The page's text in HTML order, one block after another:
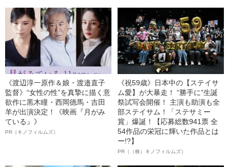
《渡辺淳一原作＆娘・渡邉直子
監督》“女性の性”を真摯に描く意
欲作に黒木瞳・西岡德馬・吉田
羊が出演決定！《映画『月がみ
ている』》
PR（キノフィルムズ）
《祝59歳》日本中の【ステイサ
ム愛】が大暴走！ “勝手に”生誕
祭試写会開催！ 主演も助演も全
部ステイサム！「ステサミー
賞」爆誕！【応募総数941票 全
54作品の栄冠に輝いた作品とは
ー!?】
PR（（株）キノフィルムズ）